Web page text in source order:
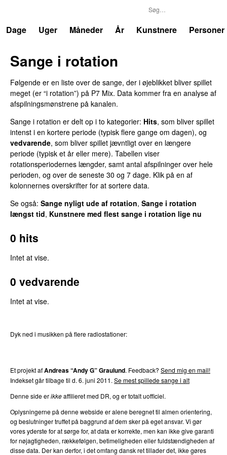
Dage
Uger Måneder År Kunstnere Personer
Sange i rotation
Følgende er en liste over de sange, der i øjeblikket bliver spillet
meget (er “i rotation”) på P7 Mix. Data kommer fra en analyse af
afspilningsmønstrene på kanalen.
Sange i rotation er delt op i to kategorier: Hits, som bliver spillet
intenst i en kortere periode (typisk flere gange om dagen), og
vedvarende, som bliver spillet jævntligt over en længere
periode (typisk et år eller mere). Tabellen viser
rotationsperiodernes længder, samt antal afspilninger over hele
perioden, og over de seneste 30 og 7 dage. Klik på en af
kolonnernes overskrifter for at sortere data.
Se også: Sange nyligt ude af rotation, Sange i rotation
længst tid, Kunstnere med flest sange i rotation lige nu
0 hits
Intet at vise.
0 vedvarende
Intet at vise.
Dyk ned i musikken på flere radiostationer:
Et projekt afAndreas “Andy G” Graulund. Feedback? Send mig en mail!
Indekset går tilbage til d. 6. juni 2011. Se mest spillede sange i alt
Denne side erikkeaffilieret med DR, og er totalt uofficiel.
Oplysningerne på denne webside er alene beregnet til almen orientering,
og beslutninger truffet på baggrund af dem sker på eget ansvar. Vi gør
vores yderste for at sørge for, at data er korrekte, men kan ikke give garanti
for nøjagtigheden, rækkefølgen, betimeligheden eller fuldstændigheden af
disse data. Der kan derfor, i det omfang dansk ret tillader det, ikke gøres